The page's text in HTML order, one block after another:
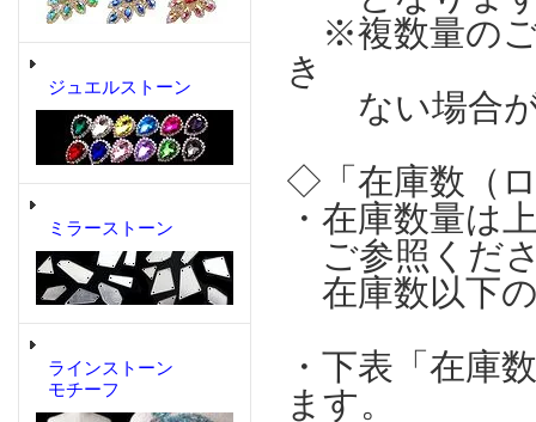
ジュエルストーン
ミラーストーン
ラインストーン
モチーフ
※複数量のご
き
ない場合が
◇「在庫数（
・在庫数量は
ご参照くだ
在庫数以下
・下表「在庫
ます。